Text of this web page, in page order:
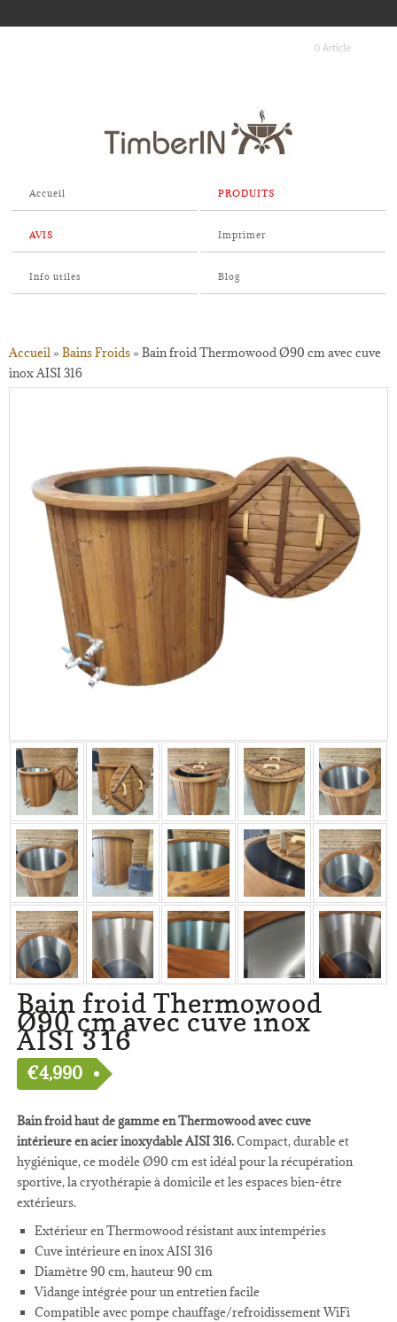
0 Article
Accueil PRODUITS
AVIS Imprimer
Info utiles Blog
Accueil » Bains Froids » Bain froid Thermowood Ø90 cm avec cuve
inox AISI 316
Bain froid Thermowood
Ø90 cm avec cuve inox
AISI 316
€4,990
Bain froid haut de gamme en Thermowood avec cuve
intérieure en acier inoxydable AISI 316.Compact, durable et
hygiénique, ce modèle Ø90 cm est idéal pour la récupération
sportive, la cryothérapie à domicile et les espaces bien-être
extérieurs.
Extérieur en Thermowood résistant aux intempéries
Cuve intérieure en inox AISI 316
Diamètre 90 cm, hauteur 90 cm
Vidange intégrée pour un entretien facile
Compatible avec pompe chauffage/refroidissement WiFi